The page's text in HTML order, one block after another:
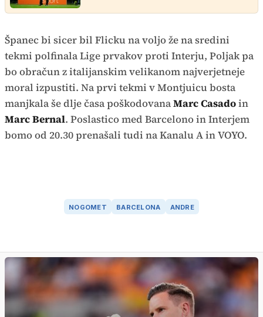
Španec bi sicer bil Flicku na voljo že na sredini
tekmi polfinala Lige prvakov proti Interju, Poljak pa
bo obračun z italijanskim velikanom najverjetneje
moral izpustiti. Na prvi tekmi v Montjuicu bosta
manjkala še dlje časa poškodovanaMarc Casadoin
Marc Bernal. Poslastico med Barcelono in Interjem
bomo od 20.30 prenašali tudi na Kanalu A in VOYO.
NOGOMET BARCELONA ANDRE